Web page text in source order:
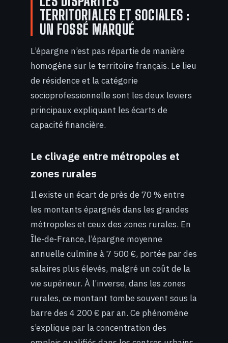
TERRITORIALES ET SOCIALES :
UN FOSSÉ MARQUÉ
L’épargne n’est pas répartie de manière
homogène sur le territoire français. Le lieu
de résidence et la catégorie
socioprofessionnelle sont les deux leviers
principaux expliquant les écarts de
capacité financière.
Le clivage entre métropoles et
zones rurales
Il existe un écart de près de 70 % entre
les montants épargnés dans les grandes
métropoles et ceux des zones rurales. En
Île-de-France, l’épargne moyenne
annuelle culmine à 7 500 €, portée par des
salaires plus élevés, malgré un coût de la
vie supérieur. À l’inverse, dans les zones
rurales, ce montant tombe souvent sous la
barre des 4 200 € par an. Ce phénomène
s’explique par la concentration des